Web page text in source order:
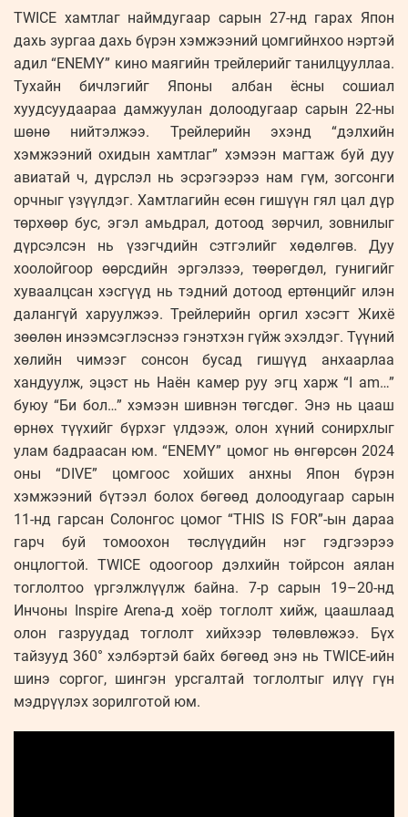
TWICE хамтлаг наймдугаар сарын 27-нд гарах Япон
дахь зургаа дахь бүрэн хэмжээний цомгийнхоо нэртэй
адил “ENEMY” кино маягийн трейлерийг танилцууллаа.
Тухайн бичлэгийг Японы албан ёсны сошиал
хуудсуудаараа дамжуулан долоодугаар сарын 22-ны
шөнө нийтэлжээ. Трейлерийн эхэнд “дэлхийн
хэмжээний охидын хамтлаг” хэмээн магтаж буй дуу
авиатай ч, дүрслэл нь эсрэгээрээ нам гүм, зогсонги
орчныг үзүүлдэг. Хамтлагийн есөн гишүүн гял цал дүр
төрхөөр бус, эгэл амьдрал, дотоод зөрчил, зовнилыг
дүрсэлсэн нь үзэгчдийн сэтгэлийг хөдөлгөв. Дуу
хоолойгоор өөрсдийн эргэлзээ, төөрөгдөл, гунигийг
хуваалцсан хэсгүүд нь тэдний дотоод ертөнцийг илэн
далангүй харуулжээ. Трейлерийн оргил хэсэгт Жихё
зөөлөн инээмсэглэснээ гэнэтхэн гүйж эхэлдэг. Түүний
хөлийн чимээг сонсон бусад гишүүд анхаарлаа
хандуулж, эцэст нь Наён камер руу эгц харж “I am…”
буюу “Би бол…” хэмээн шивнэн төгсдөг. Энэ нь цааш
өрнөх түүхийг бүрхэг үлдээж, олон хүний сонирхлыг
улам бадраасан юм. “ENEMY” цомог нь өнгөрсөн 2024
оны “DIVE” цомгоос хойших анхны Япон бүрэн
хэмжээний бүтээл болох бөгөөд долоодугаар сарын
11-нд гарсан Солонгос цомог “THIS IS FOR”-ын дараа
гарч буй томоохон төслүүдийн нэг гэдгээрээ
онцлогтой. TWICE одоогоор дэлхийн тойрсон аялан
тоглолтоо үргэлжлүүлж байна. 7-р сарын 19–20-нд
Инчоны Inspire Arena-д хоёр тоглолт хийж, цаашлаад
олон газруудад тоглолт хийхээр төлөвлөжээ. Бүх
тайзууд 360° хэлбэртэй байх бөгөөд энэ нь TWICE-ийн
шинэ соргог, шингэн урсгалтай тоглолтыг илүү гүн
мэдрүүлэх зорилготой юм.